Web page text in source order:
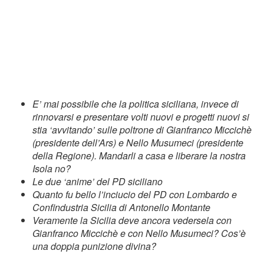
E’ mai possibile che la politica siciliana, invece di
rinnovarsi e presentare volti nuovi e progetti nuovi si
stia ‘avvitando’ sulle poltrone di Gianfranco Miccichè
(presidente dell’Ars) e Nello Musumeci (presidente
della Regione). Mandarli a casa e liberare la nostra
Isola no?
Le due ‘anime’ del PD siciliano
Quanto fu bello l’inciucio del PD con Lombardo e
Confindustria Sicilia di Antonello Montante
Veramente la Sicilia deve ancora vedersela con
Gianfranco Miccichè e con Nello Musumeci? Cos’è
una doppia punizione divina?